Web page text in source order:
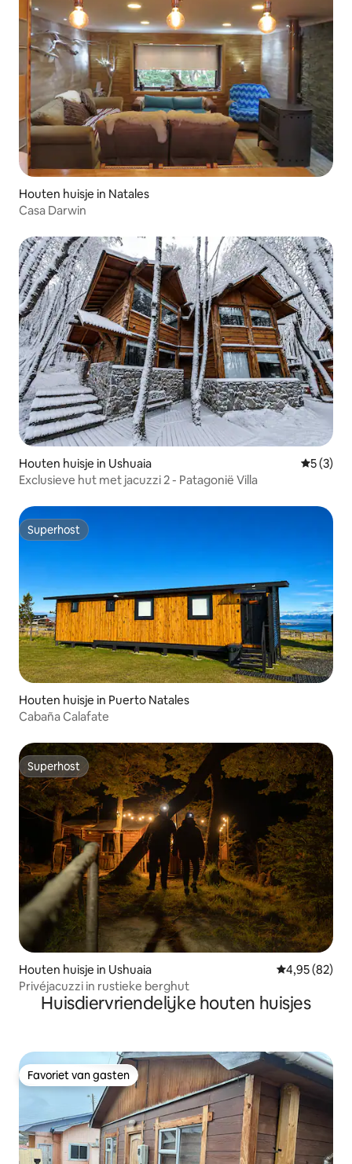
Houten huisje in Natales
Casa Darwin
Houten huisje in Ushuaia
5 (3)
Exclusieve hut met jacuzzi 2 - Patagonië Villa
Superhost
Superhost
Houten huisje in Puerto Natales
Cabaña Calafate
Superhost
Superhost
Houten huisje in Ushuaia Gemiddelde
4,95 (82)
Privéjacuzzi in rustieke berghut
Huisdiervriendelijke houten huisjes
Favoriet van gasten
Favoriet van gasten